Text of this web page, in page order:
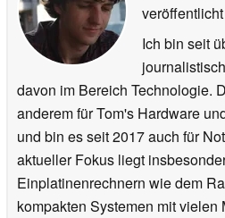
veröffentlicht
Ich bin seit
davon im Bereich Technologie.
anderem für Tom's Hardware
und bin es seit 2017 auch für
aktueller Fokus liegt
Einplatinenrechnern wie dem
kompakten Systemen mit vielen